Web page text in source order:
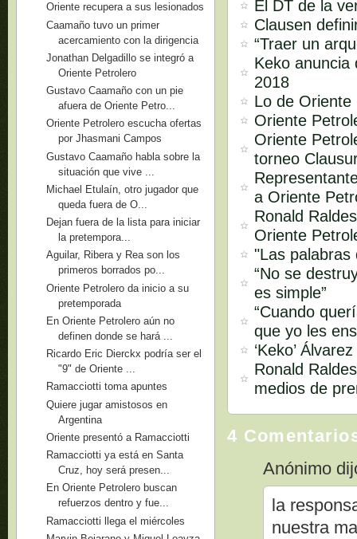
El DT de la
Clausen
“Traer un
Keko anuncia
2018
Lo de
Oriente
Oriente
torneo
a Oriente
Ronald
Oriente
"Las palabras
“No se
es simple”
“Cuando
que yo les
‘Keko’
Ronald
medios de
4
Anónimo
la
nuestra
Oriente recupera a sus lesionados
Caamaño tuvo un primer
acercamiento con la dirigencia
Jonathan Delgadillo se integró a
Oriente Petrolero
Gustavo Caamaño con un pie
afuera de Oriente Petro...
Oriente Petrolero escucha ofertas
por Jhasmani Campos
Gustavo Caamaño habla sobre la
situación que vive ...
Michael Etulaín, otro jugador que
queda fuera de O...
Dejan fuera de la lista para iniciar
la pretempora...
Aguilar, Ribera y Rea son los
primeros borrados po...
Oriente Petrolero da inicio a su
pretemporada
En Oriente Petrolero aún no
definen donde se hará ...
Ricardo Eric Dierckx podría ser el
"9" de Oriente ...
Ramacciotti toma apuntes
Quiere jugar amistosos en
Argentina
Oriente presentó a Ramacciotti
Ramacciotti ya está en Santa
Cruz, hoy será presen...
En Oriente Petrolero buscan
refuerzos dentro y fue...
Ramacciotti llega el miércoles